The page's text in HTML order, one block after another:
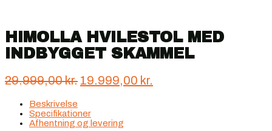
HIMOLLA HVILESTOL MED
INDBYGGET SKAMMEL
29.999,00kr. Den
var:
19.999,00 kr.
Beskrivelse
Specifikationer
Afhentning og levering